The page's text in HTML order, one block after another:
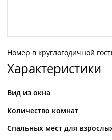
Номер в
Номер в круглогодичной
Характеристики
Вид из окна
Количество комнат
Спальных мест для